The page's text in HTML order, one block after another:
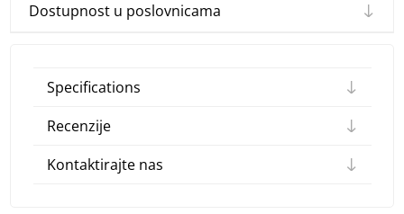
Dostupnost u poslovnicama
Specifications
Recenzije
Kontaktirajte nas